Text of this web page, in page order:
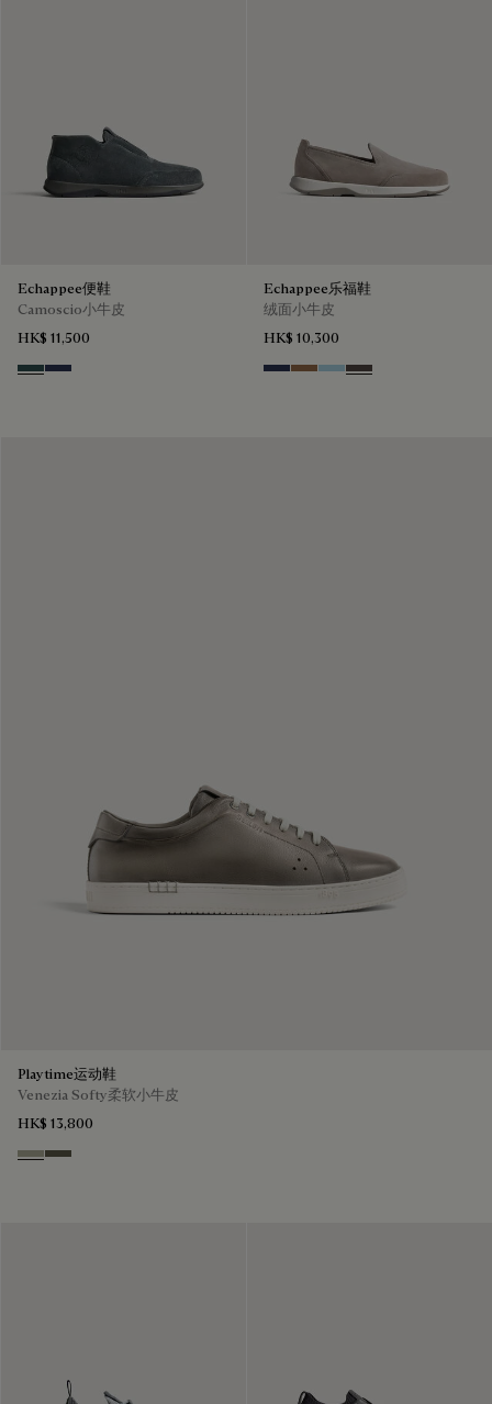
Echappee便鞋
Camoscio小牛皮
HK$ 11,500
Asphalt
Blu
Echappee乐福鞋
绒面小牛皮
HK$ 10,300
Blu Dark Beige
Light Blue
Grey
Playtime运动鞋
Venezia Softy柔软小牛皮
HK$ 13,800
Pebble Grey
Selva Oscura